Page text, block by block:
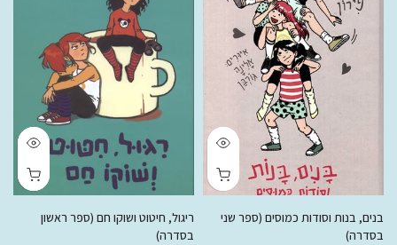
בנים, בנות וסודות כמוסים (ספר שני
בסדרה)
ריגול, חיטוט ושוקו חם (ספר ראשון
בסדרה)